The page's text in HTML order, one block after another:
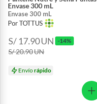
Envase 300 mL
Envase 300 mL
Por TOTTUS
S/ 17.90UN -14%
S/ 20.90UN
Envíorápido